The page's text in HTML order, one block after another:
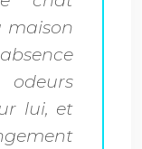
maison
lui, et